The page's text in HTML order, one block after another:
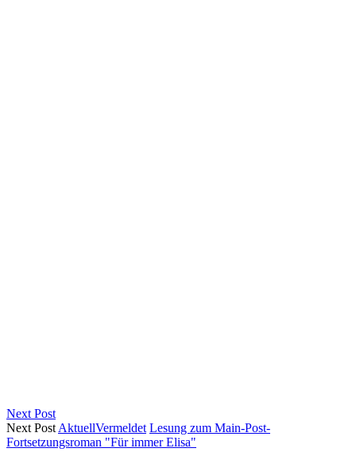
Next Post
Next Post AktuellVermeldet Lesung zum Main-Post-
Fortsetzungsroman "Für immer Elisa"